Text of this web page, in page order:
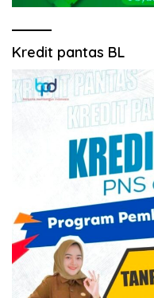
Kredit pantas BL